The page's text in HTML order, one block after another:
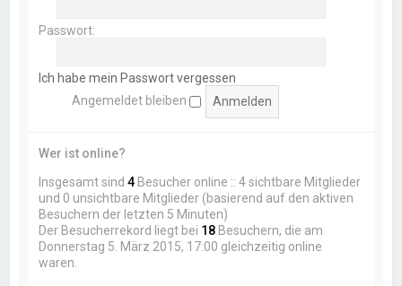
Passwort:
Ich habe mein Passwort vergessen
Angemeldet bleiben
Wer ist online?
Insgesamt sind4 Besucher online :: 4 sichtbare Mitglieder
und 0 unsichtbare Mitglieder (basierend auf den aktiven
Besuchern der letzten 5 Minuten)
Der Besucherrekord liegt bei 18 Besuchern, die am
Donnerstag 5. März 2015, 17:00 gleichzeitig online
waren.